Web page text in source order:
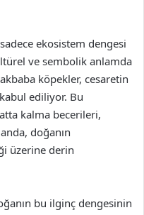
ekosistem dengesi
ve sembolik anlamda
köpekler, cesaretin
ediliyor. Bu
kalma becerileri,
doğanın
üzerine derin
bu ilginç dengesinin